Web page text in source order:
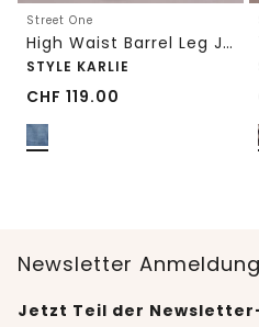
Street One
High Waist Barrel Leg Jeans im Loose Fit
STYLE KARLIE
CHF 119.00
Newsletter Anmeldung
Jetzt Teil der